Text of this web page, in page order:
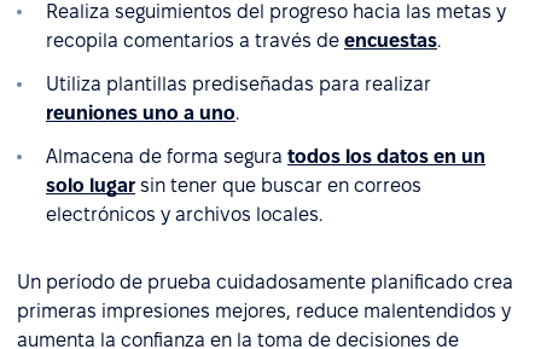
Realiza seguimientos del progreso hacia las metas y
recopila comentarios a través de encuestas.
Utiliza plantillas prediseñadas para realizar
reuniones uno a uno.
Almacena de forma segura todos los datos en un
solo lugar sin tener que buscar en correos
electrónicos y archivos locales.
Un período de prueba cuidadosamente planificado crea
primeras impresiones mejores, reduce malentendidos y
aumenta la confianza en la toma de decisiones de